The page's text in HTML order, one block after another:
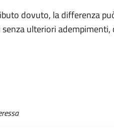
dovuto, la differenza
ulteriori adempimenti,